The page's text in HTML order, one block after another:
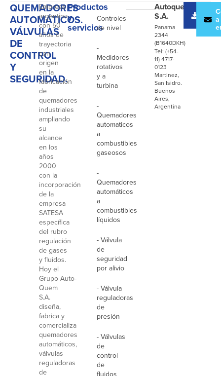
QUEMADORES
AUTOMÁTICOS.
VÁLVULAS
DE
CONTROL
Y
SEGURIDAD.
Empresa
argentina
con 50
años de
trayectoria
con
origen
en la
fabricación
de
quemadores
industriales
ampliando
su
alcance
en los
años
2000
con la
incorporación
de la
empresa
SATESA
específica
del rubro
regulación
de gases
y fluidos.
Hoy el
Grupo Auto-
Quem
S.A.
diseña,
fabrica y
comercializa
quemadores
automáticos,
válvulas
reguladoras
de
Productos
y
servicios
-
Controles
de nivel
-
Medidores
rotativos
y a
turbina
-
Quemadores
automaticos
a
combustibles
gaseosos
-
Quemadores
automáticos
a
combustibles
líquidos
- Válvula
de
seguridad
por alivio
- Válvula
reguladoras
de
presión
- Válvulas
de
control
de
Autoquem
S.A.
Panama
2344
(B1640DKH)
Tel: (+54-
11) 4717-
0123
Martinez,
San Isidro.
Buenos
Aires,
Argentina